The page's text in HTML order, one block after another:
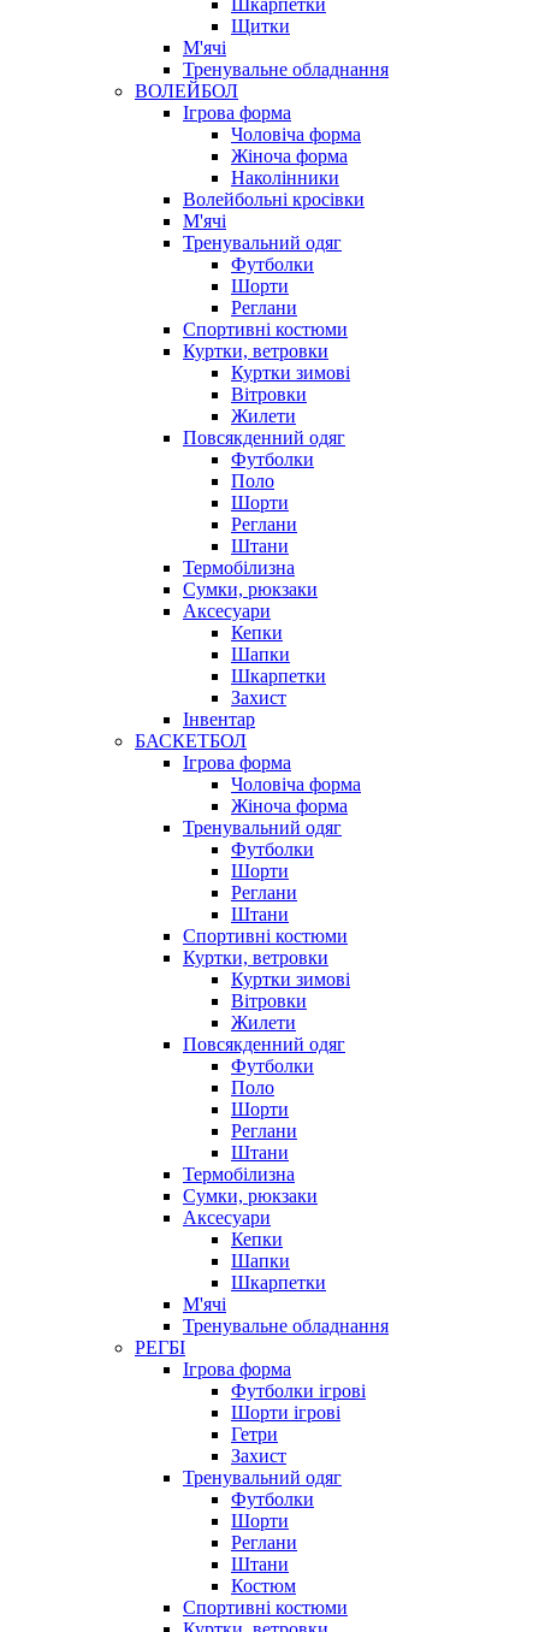
Шкарпетки
Щитки
М'ячі
Тренувальне обладнання
ВОЛЕЙБОЛ
Ігрова форма
Чоловіча форма
Жіноча форма
Наколінники
Волейбольні кросівки
М'ячі
Тренувальний одяг
Футболки
Шорти
Реглани
Спортивні костюми
Куртки, ветровки
Куртки зимові
Вітровки
Жилети
Повсякденний одяг
Футболки
Поло
Шорти
Реглани
Штани
Термобілизна
Сумки, рюкзаки
Аксесуари
Кепки
Шапки
Шкарпетки
Захист
Інвентар
БАСКЕТБОЛ
Ігрова форма
Чоловіча форма
Жіноча форма
Тренувальний одяг
Футболки
Шорти
Реглани
Штани
Спортивні костюми
Куртки, ветровки
Куртки зимові
Вітровки
Жилети
Повсякденний одяг
Футболки
Поло
Шорти
Реглани
Штани
Термобілизна
Сумки, рюкзаки
Аксесуари
Кепки
Шапки
Шкарпетки
М'ячі
Тренувальне обладнання
РЕГБІ
Ігрова форма
Футболки ігрові
Шорти ігрові
Гетри
Захист
Тренувальний одяг
Футболки
Шорти
Реглани
Штани
Костюм
Спортивні костюми